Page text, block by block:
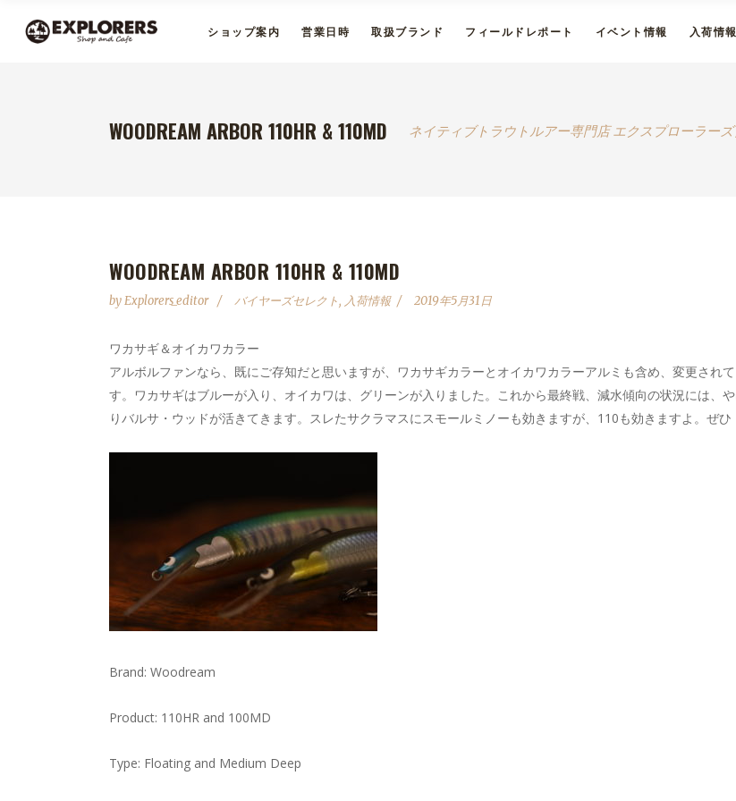
ショップ案内 営業日時 取扱ブランド フィールドレポート イベント情報 入荷情報
WOODREAM ARBOR 110HR & 110MD ネイティブトラウトルアー専門店 エクスプローラーズ
WOODREAM ARBOR 110HR & 110MD
byExplorers_editor バイヤーズセレクト, 入荷情報 2019年5月31日
ワカサギ＆オイカワカラー
アルボルファンなら、既にご存知だと思いますが、ワカサギカラーとオイカワカラーアルミも含め、変更されて
す。ワカサギはブルーが入り、オイカワは、グリーンが入りました。これから最終戦、減水傾向の状況には、
りバルサ・ウッドが活きてきます。スレたサクラマスにスモールミノーも効きますが、110も効きますよ。ぜひ
Brand: Woodream
Product: 110HR and 100MD
Type: Floating and Medium Deep